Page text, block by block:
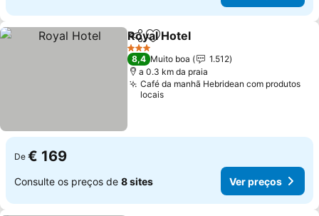
PartilharAdicionar aos favoritos
Royal Hotel
3 Estrelas
8,4 Muito boa
1.512
a 0.3 km da praia
Café da manhã Hebridean com produtos
locais
De € 169
Consulte os preços de 8 sites Ver preços